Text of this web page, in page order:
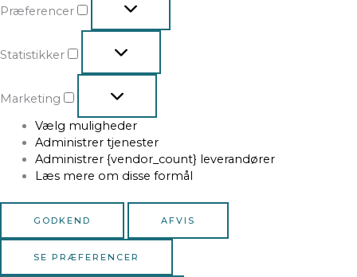
Præferencer
Statistikker
Marketing
Vælg muligheder
Administrer tjenester
Administrer {vendor_count} leverandører
Læs mere om disse formål
GODKEND AFVIS
SE PRÆFERENCER